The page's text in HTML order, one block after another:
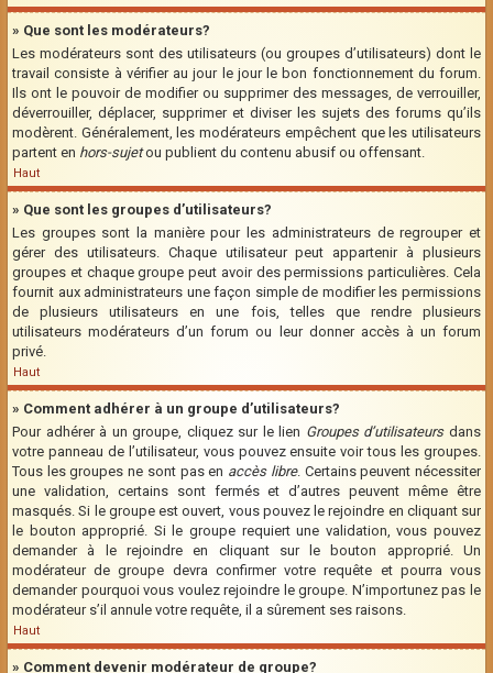
» Que sont les modérateurs?
Les modérateurs sont des utilisateurs (ou groupes d’utilisateurs) dont le
travail consiste à vérifier au jour le jour le bon fonctionnement du forum.
Ils ont le pouvoir de modifier ou supprimer des messages, de verrouiller,
déverrouiller, déplacer, supprimer et diviser les sujets des forums qu’ils
modèrent. Généralement, les modérateurs empêchent que les utilisateurs
partent en hors-sujetou publient du contenu abusif ou offensant.
Haut
» Que sont les groupes d’utilisateurs?
Les groupes sont la manière pour les administrateurs de regrouper et
gérer des utilisateurs. Chaque utilisateur peut appartenir à plusieurs
groupes et chaque groupe peut avoir des permissions particulières. Cela
fournit aux administrateurs une façon simple de modifier les permissions
de plusieurs utilisateurs en une fois, telles que rendre plusieurs
utilisateurs modérateurs d’un forum ou leur donner accès à un forum
privé.
Haut
» Comment adhérer à un groupe d’utilisateurs?
Pour adhérer à un groupe, cliquez sur le lien Groupes d’utilisateursdans
votre panneau de l’utilisateur, vous pouvez ensuite voir tous les groupes.
Tous les groupes ne sont pas en accès libre. Certains peuvent nécessiter
une validation, certains sont fermés et d’autres peuvent même être
masqués. Si le groupe est ouvert, vous pouvez le rejoindre en cliquant sur
le bouton approprié. Si le groupe requiert une validation, vous pouvez
demander à le rejoindre en cliquant sur le bouton approprié. Un
modérateur de groupe devra confirmer votre requête et pourra vous
demander pourquoi vous voulez rejoindre le groupe. N’importunez pas le
modérateur s’il annule votre requête, il a sûrement ses raisons.
Haut
» Comment devenir modérateur de groupe?